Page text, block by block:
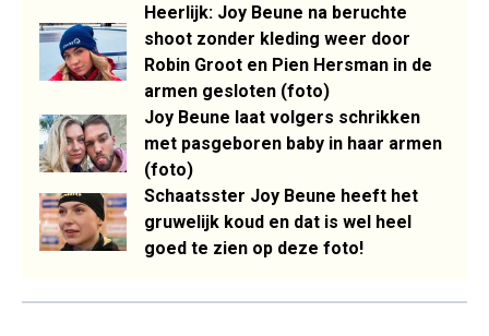
Heerlijk: Joy Beune na beruchte
shoot zonder kleding weer door
Robin Groot en Pien Hersman in de
armen gesloten (foto)
Joy Beune laat volgers schrikken
met pasgeboren baby in haar armen
(foto)
Schaatsster Joy Beune heeft het
gruwelijk koud en dat is wel heel
goed te zien op deze foto!